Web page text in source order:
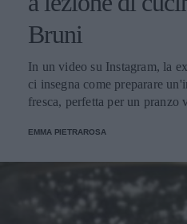
Bruni
In un video su Instagram, la
ci insegna come preparare
fresca, perfetta per un pranzo
EMMA PIETRAROSA